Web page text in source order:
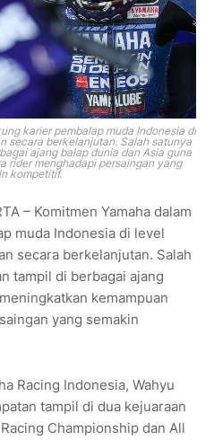
karier pembalap muda Indonesia di
secara berkelanjutan. Salah satunya
ajang balap dunia dan Asia guna
rider menghadapi persaingan yang
kompetitif.
– Komitmen Yamaha dalam
muda Indonesia di level
secara berkelanjutan. Salah
tampil di berbagai ajang
kemampuan
yang semakin
Racing Indonesia, Wahyu
tampil di dua kejuaraan
Championship dan All